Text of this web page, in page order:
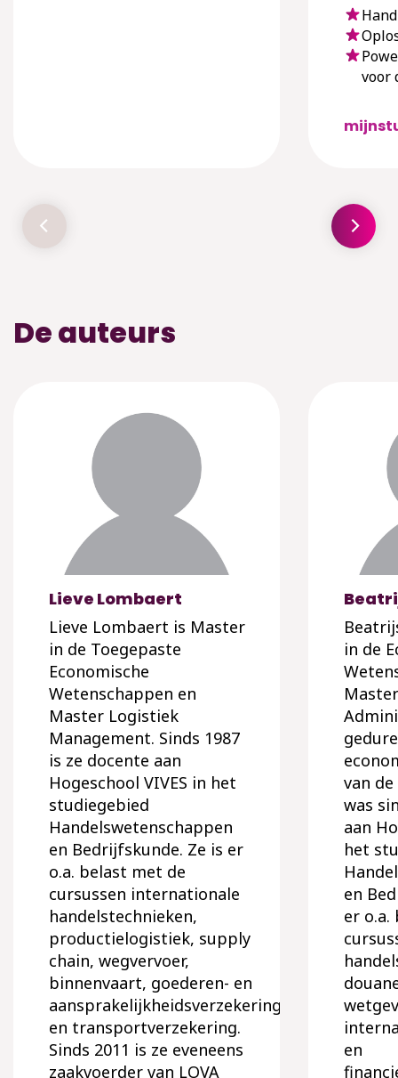
voor
De auteurs
Lieve Lombaert
Lieve Lombaert is Master
in de Toegepaste
Economische
Wetenschappen en
Master Logistiek
Management. Sinds 1987
is ze docente aan
Hogeschool VIVES in het
studiegebied
Handelswetenschappen
en Bedrijfskunde. Ze is er
o.a. belast met de
cursussen internationale
handelstechnieken,
productielogistiek, supply
chain, wegvervoer,
binnenvaart, goederen- en
aansprakelijkheidsverzekering
en transportverzekering.
Sinds 2011 is ze eveneens
zaakvoerder van LOVA
in de
van de
was
aan
het
en
er o.a.
en